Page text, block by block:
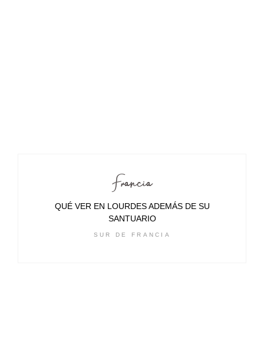
Francia
QUÉ VER EN LOURDES ADEMÁS DE SU
SANTUARIO
SUR DE FRANCIA